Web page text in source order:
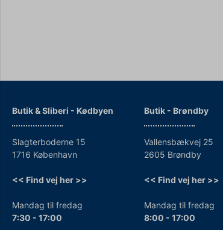
Butik & Sliberi - Kødbyen
Slagterboderne 15
1716 København
<< Find vej her >>
Mandag til fredag
7:30 - 17:00
Butik - Brøndby
Vallensbækvej 25
2605 Brøndby
<< Find vej her >>
Mandag til fredag
8:00 - 17:00